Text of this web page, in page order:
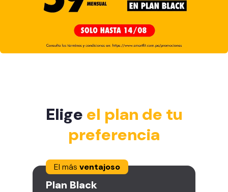
Elige el plan de tu
preferencia
El más ventajoso
Plan Black